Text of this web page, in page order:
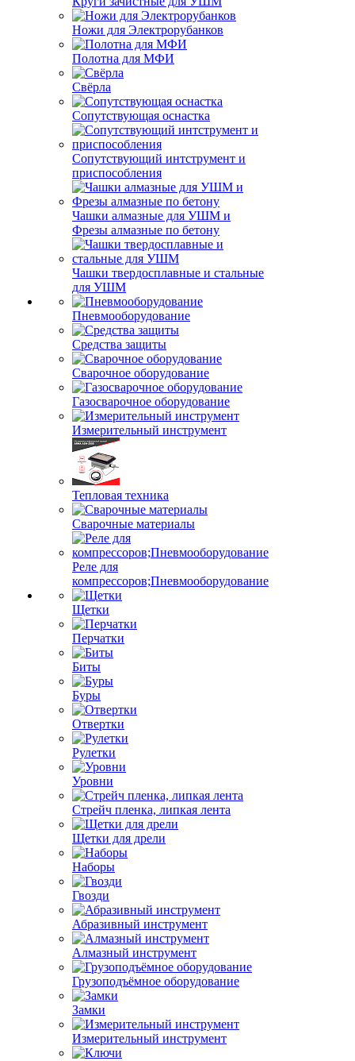
Ножи для Электрорубанков
Полотна для МФИ
Свёрла
Сопутствующая оснастка
Сопутствующий интструмент и
приспособления
Чашки алмазные для УШМ и
Фрезы алмазные по бетону
Чашки твердосплавные и стальные
для УШМ
Пневмооборудование
Средства защиты
Сварочное оборудование
Газосварочное оборудование
Измерительный инструмент
Тепловая техника
Сварочные материалы
Реле для
компрессоров;Пневмооборудование
Щетки
Перчатки
Биты
Буры
Отвертки
Рулетки
Уровни
Стрейч пленка, липкая лента
Щетки для дрели
Наборы
Гвозди
Абразивный инструмент
Алмазный инструмент
Грузоподъёмное оборудование
Замки
Измерительный инструмент